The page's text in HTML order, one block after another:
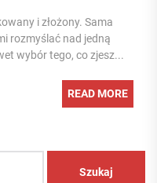
i złożony. Sama
rozmyślać nad jedną
wybór tego, co zjesz...
READ MORE